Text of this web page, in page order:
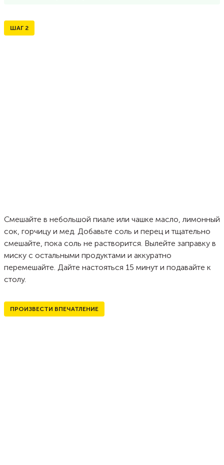
ШАГ 2
Смешайте в небольшой пиале или чашке масло, лимонный
сок, горчицу и мед. Добавьте соль и перец и тщательно
смешайте, пока соль не растворится. Вылейте заправку в
миску с остальными продуктами и аккуратно
перемешайте. Дайте настояться 15 минут и подавайте к
столу.
ПРОИЗВЕСТИ ВПЕЧАТЛЕНИЕ